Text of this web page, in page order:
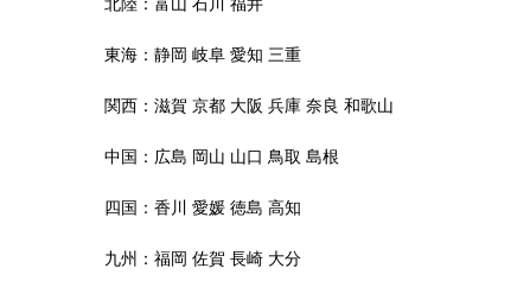
北陸： 富山 石川 福井
東海： 静岡 岐阜 愛知 三重
関西： 滋賀 京都 大阪 兵庫 奈良 和歌山
中国： 広島 岡山 山口 鳥取 島根
四国： 香川 愛媛 徳島 高知
九州： 福岡 佐賀 長崎 大分